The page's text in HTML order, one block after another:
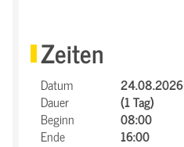
Zeiten
Datum
24.08.2026
Dauer
(1 Tag)
Beginn
08:00
Ende
16:00